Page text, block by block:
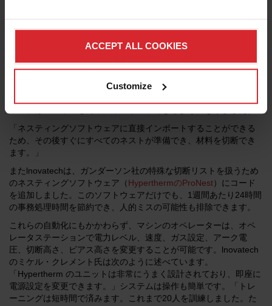
ACCEPT ALL COOKIES
Customize
で4,000リニアフィート以上もの材料を取り扱う日があると推測し
ています。
これほど迅速に作業できるのは、大部分がlnovatechが使用するソ
フトウェアのおかげです。その多くはカスタム設計で、ガンダー
ソン社の船舶設計プログラムで動作するように作成されていま
す。シックマン氏によると、他の業者のソフトウェア価格に比べ
「ネスティングソフトウェアに直接インポートすることができる
ため、その後すぐにすべてのネストが準備でき、材料を切断でき
ます。」
またlnovatechは、ガンダーソン社の特殊な切断リストを扱うため
のネスティングソフトウェア（HyperthermのProNest）にコード
を追加しました。このソフトウェアだけでも、1週間あたり24時間
の事務処理時間を節約でき、人的ミスの可能性も排除できます。
これらの自動化にもかかわらず、マシンのオペレーターは、オペ
レータステーションで電力レベル、速度、ガス設定、アーク電
圧、切断高さ、ピアス高さを変更することが可能です。lnovatech
のミケル・クレメント氏は次のように述べています。
「Hypertherm のユニットは非常にうまく設計されており、即座に
電源設定を変更できます。」システムは操作も簡単です。「トレ
ーニングは短時間で済みます。これまで20人を訓練しました。た